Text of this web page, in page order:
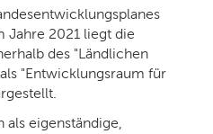
Jahre 2021 liegt die
des "Ländlichen
"Entwicklungsraum für
eigenständige,